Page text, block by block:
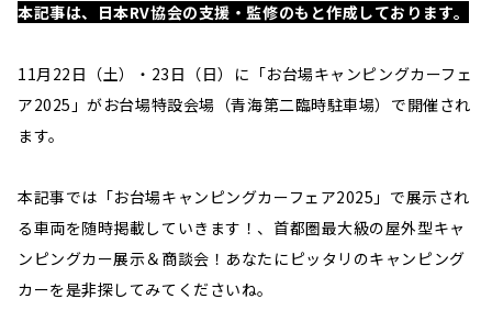
本記事は、日本RV協会の支援・監修のもと作成しております。
11月22日（土）・23日（日）に「お台場キャンピングカーフェ
ア2025」がお台場特設会場（青海第二臨時駐車場）で開催され
ます。
本記事では「お台場キャンピングカーフェア2025」で展示され
る車両を随時掲載していきます！、首都圏最大級の屋外型キャ
ンピングカー展示＆商談会！あなたにピッタリのキャンピング
カーを是非探してみてくださいね。